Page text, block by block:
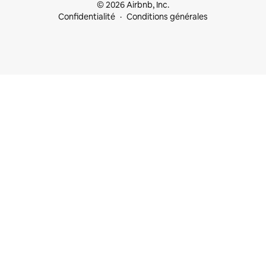
© 2026 Airbnb, Inc.
Confidentialité
Conditions générales